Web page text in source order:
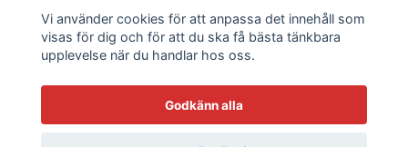
Sociala medier
Vi använder cookies för att anpassa det innehåll som
visas för dig och för att du ska få bästa tänkbara
upplevelse när du handlar hos oss.
Godkänn alla